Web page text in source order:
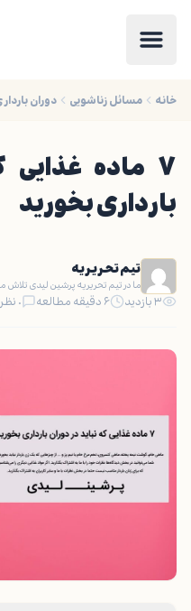
خانه مسائل زناشویی دوران
۷ ماده
بارداری بخورید
تیم تحریریه
ما در تیم تحریریه پرشین لیدی
۳ بازدید ۶ دقیقه مطالعه ۰ نظر